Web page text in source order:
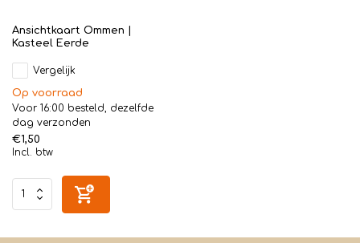
Ansichtkaart Ommen |
Kasteel Eerde
Vergelijk
Op voorraad
Voor 16:00 besteld, dezelfde
dag verzonden
€1,50
Incl. btw